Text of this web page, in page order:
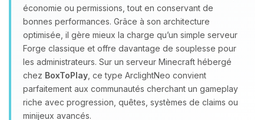
économie ou permissions, tout en conservant de
bonnes performances. Grâce à son architecture
optimisée, il gère mieux la charge qu’un simple serveur
Forge classique et offre davantage de souplesse pour
les administrateurs. Sur un serveur Minecraft hébergé
chez BoxToPlay , ce type ArclightNeo convient
parfaitement aux communautés cherchant un gameplay
riche avec progression, quêtes, systèmes de claims ou
minijeux avancés.